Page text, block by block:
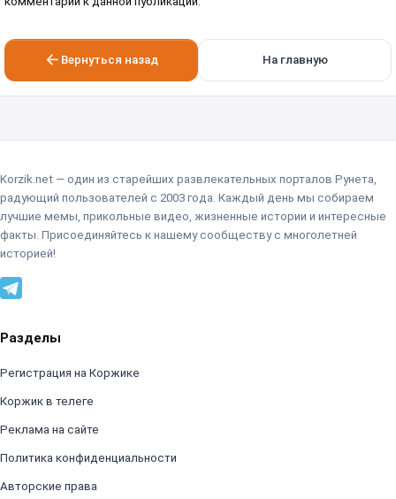
Вернуться назад На главную
Korzik.net — один из старейших развлекательных порталов Рунета,
радующий пользователей с 2003 года. Каждый день мы собираем
лучшие мемы, прикольные видео, жизненные истории и интересные
факты. Присоединяйтесь к нашему сообществу с многолетней
историей!
Разделы
Регистрация на Коржике
Коржик в телеге
Реклама на сайте
Политика конфиденциальности
Авторские права